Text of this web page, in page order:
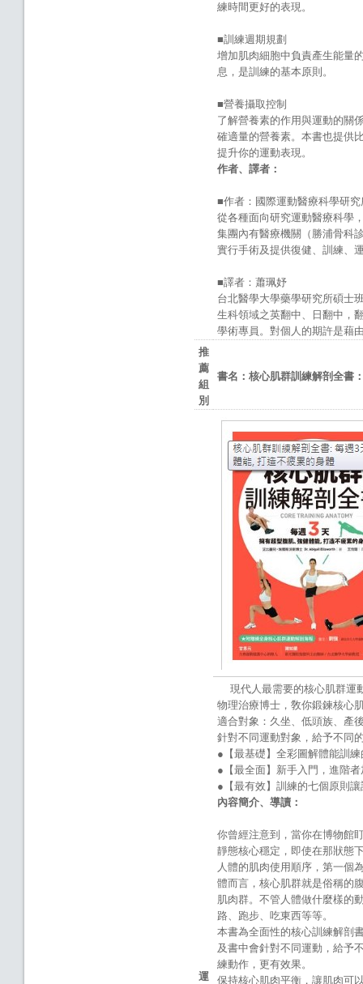
練時間更好的表現。
■訓練週期規劃
增加肌肉細胞中負責產生能量
息，是訓練的基本原則。
■營養攝取控制
了解營養素的作用與運動的關
確適量的營養素。本書也提供
提升你的運動表現。
作者、譯者：
■作者：國際運動醫療科學研究
從各種面向研究運動醫療科學
集團內有醫療機關（勝浦骨科
實行手術及提供復健、訓練、
■譯者：蕭珮妤
台北醫學大學藥學研究所碩士
生科領域之英翻中、日翻中，
學術專員。對個人的期許是藉
推
薦
組
別
書名：核心肌群訓練解剖全書
運
現代人最需要的核心肌群運
物理治療博士，敎你鍛鍊核心
適合對象：久坐、低頭族、產
針對不同運動對象，給予不同
●【最基礎】全彩圖解體能訓
●【最全面】新手入門，進階
●【最有效】訓練的七個原則
內容簡介、導讀：
你曾經注意到，當你在博物館
靜態核心穩定，即使在那狀態
人體的肌肉使用順序，第一個
體而言，核心肌群就是俗稱的
肌肉群。不管人體做什麼樣的
路、跑步、吃東西等等。
本書為全面性的核心訓練解剖
及書中會針對不同運動，給予
練動作，更有效果。
保持核心肌肉平衡，讓肌肉可